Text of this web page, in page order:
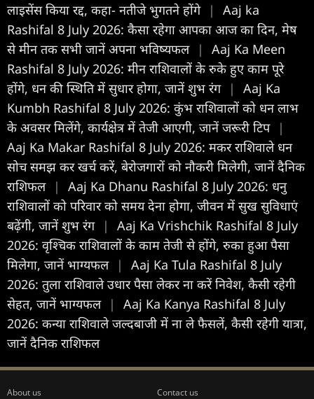
लाइसेंस किया रद्द, कहा- नतीजे भुगतने होंगे |
Aaj ka
Rashifal 8 July 2026: कैसा रहेगा आपका आज का द‍िन, मेष
से मीन तक सभी जानें अपना भविष्यफल |
Aaj Ka Meen
Rashifal 8 July 2026: मीन राशिवालों के रुके हुए काम पूरे
होंगे, धन की स्थिति में सुधार होगा, जानें शुभ रंग |
Aaj Ka
Kumbh Rashifal 8 July 2026: कुंभ राशिवालों को धन लाभ
के अवसर मिलेंगे, कार्यक्षेत्र में तेजी आएगी, जानें जरूरी टिप |
Aaj Ka Makar Rashifal 8 July 2026: मकर राशिवाले धन
सोच समझ कर खर्च करें, बेरोजगारों को नौकरी मिलेगी, जानें दैनिक
राशिफल |
Aaj Ka Dhanu Rashifal 8 July 2026: धनु
राशिवालों को परिवार को समय देना होगा, जीवन में सुख सुविधाएं
बढ़ेंगी, जानें शुभ रंग |
Aaj Ka Vrishchik Rashifal 8 July
2026: वृश्चिक राशिवालों के काम तेजी से होंगे, रुका हुआ पैसा
मिलेगा, जानें भाग्यफल |
Aaj Ka Tula Rashifal 8 July
2026: तुला राशिवाले उधार पैसा लेकर ना करें निवेश, कैसी रहेगी
सेहत, जानें भाग्यफल |
Aaj Ka Kanya Rashifal 8 July
2026: कन्या राशिवाले जल्दबाजी में ना ले फैसलें, कैसी रहेगी यात्रा,
जानें दैनिक राशिफल
About us Contact us